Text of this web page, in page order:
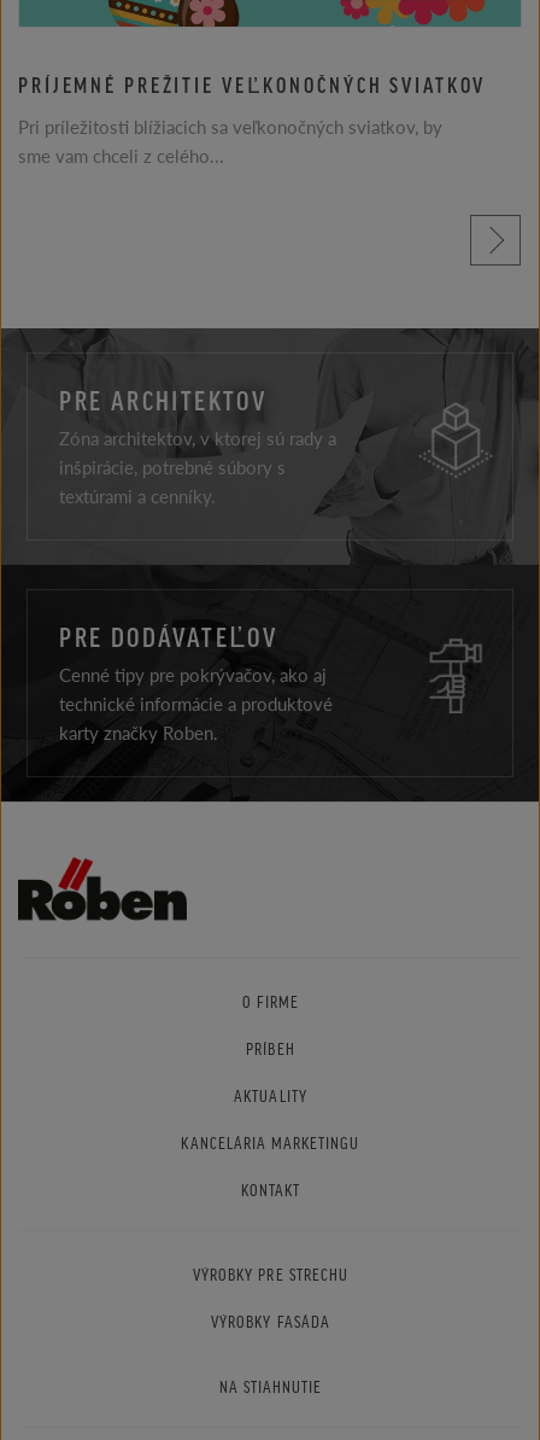
PRÍJEMNÉ PREŽITIE VEĽKONOČNÝCH SVIATKOV
Pri príležitosti blížiacich sa veľkonočných sviatkov, by
sme vam chceli z celého...
prečítajte si viac
PRE ARCHITEKTOV
Zóna architektov, v ktorej sú rady a
inšpirácie, potrebné súbory s
textúrami a cenníky.
PRE DODÁVATEĽOV
Cenné tipy pre pokrývačov, ako aj
technické informácie a produktové
karty značky Roben.
O FIRME
PRÍBEH
AKTUALITY
KANCELÁRIA MARKETINGU
KONTAKT
VÝROBKY PRE STRECHU
VÝROBKY FASÁDA
NA STIAHNUTIE